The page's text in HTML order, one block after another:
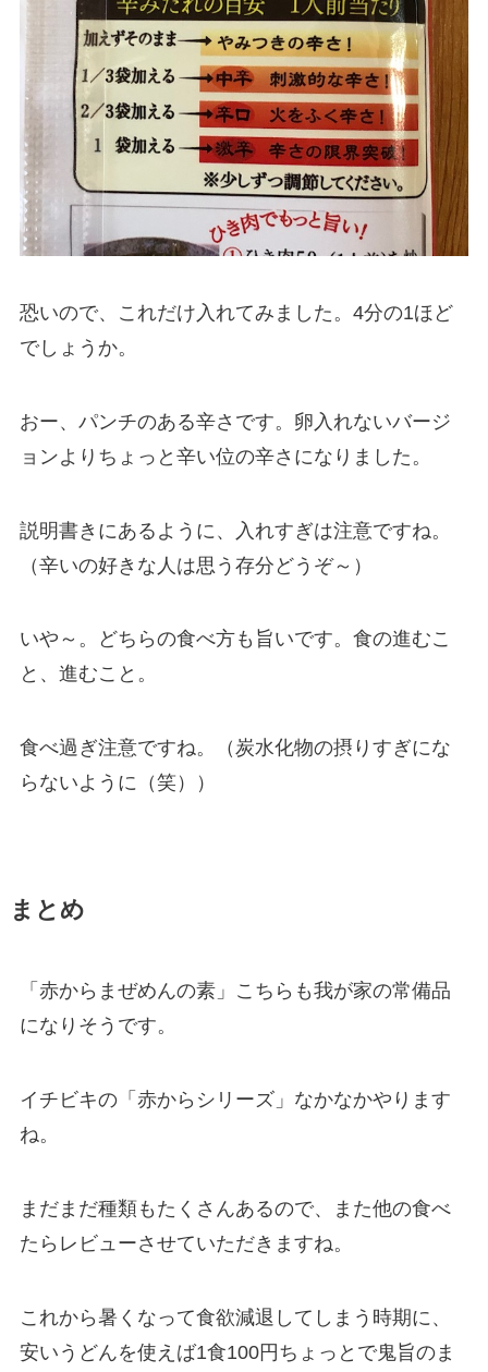
恐いので、これだけ入れてみました。4分の1ほど
でしょうか。
おー、パンチのある辛さです。卵入れないバージ
ョンよりちょっと辛い位の辛さになりました。
説明書きにあるように、入れすぎは注意ですね。
（辛いの好きな人は思う存分どうぞ～）
いや～。どちらの食べ方も旨いです。食の進むこ
と、進むこと。
食べ過ぎ注意ですね。（炭水化物の摂りすぎにな
らないように（笑））
まとめ
「赤からまぜめんの素」こちらも我が家の常備品
になりそうです。
イチビキの「赤からシリーズ」なかなかやります
ね。
まだまだ種類もたくさんあるので、また他の食べ
たらレビューさせていただきますね。
これから暑くなって食欲減退してしまう時期に、
安いうどんを使えば1食100円ちょっとで鬼旨のま